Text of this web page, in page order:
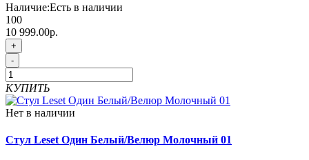
Наличие:Есть в наличии
100
10 999.00р.
+
-
КУПИТЬ
Нет в наличии
Стул Leset Один Белый/Велюр Молочный 01